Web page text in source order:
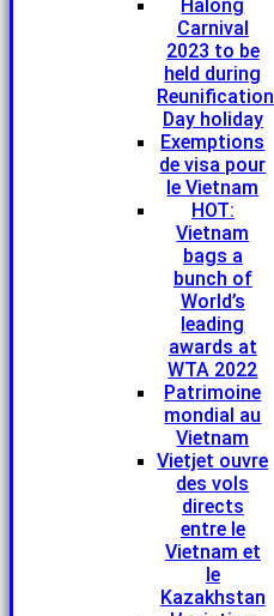
Halong
Carnival
2023 to be
held during
Reunification
Day holiday
Exemptions
de visa pour
le Vietnam
HOT:
Vietnam
bags a
bunch of
World’s
leading
awards at
WTA 2022
Patrimoine
mondial au
Vietnam
Vietjet ouvre
des vols
directs
entre le
Vietnam et
le
Kazakhstan